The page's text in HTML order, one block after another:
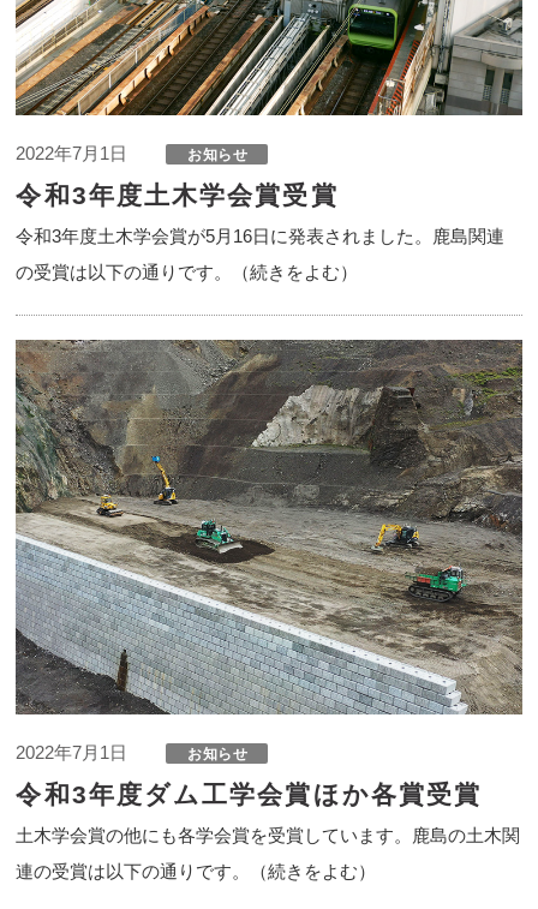
2022年7月1日
令和3年度土木学会賞受賞
令和3年度土木学会賞が5月16日に発表されました。鹿島関連
の受賞は以下の通りです。（続きをよむ）
2022年7月1日
令和3年度ダム工学会賞ほか各賞受賞
土木学会賞の他にも各学会賞を受賞しています。鹿島の土木関
連の受賞は以下の通りです。（続きをよむ）